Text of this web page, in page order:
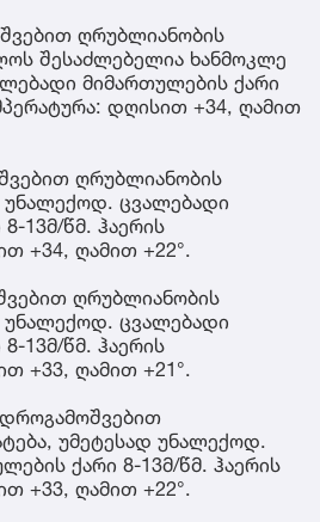
ღრუბლიანობის
შესაძლებელია ხანმოკლე
მიმართულების ქარი
დღისით +34, ღამით
ღრუბლიანობის
უნალექოდ. ცვალებადი
13მ/წმ. ჰაერის
+34, ღამით +22°.
ღრუბლიანობის
უნალექოდ. ცვალებადი
13მ/წმ. ჰაერის
+33, ღამით +21°.
უმეტესად უნალექოდ.
ქარი 8-13მ/წმ. ჰაერის
+33, ღამით +22°.